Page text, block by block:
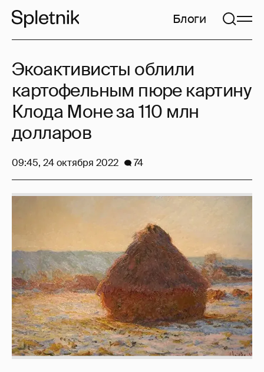
Блоги
Экоактивисты облили
картофельным пюре картину
Клода Моне за 110 млн
долларов
09:45, 24 октября 2022 74